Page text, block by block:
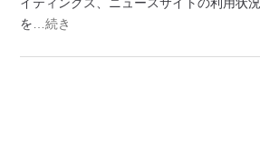
を …続き